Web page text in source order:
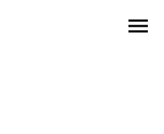
menu